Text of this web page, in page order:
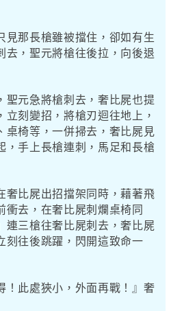
見那長槍雖被擋住，卻如有生
去，聖元將槍往後拉，向後退
聖元急將槍刺去，奢比屍也提
刻變招，將槍刃迴往地上，
桌椅等，一併掃去，奢比屍見
，手上長槍連刺，馬足和長槍
奢比屍出招擋架同時，藉著飛
衝去，在奢比屍刺爛桌椅同
連三槍往奢比屍刺去，奢比屍
刻往後跳躍，閃開這致命一
！此處狹小，外面再戰！』奢